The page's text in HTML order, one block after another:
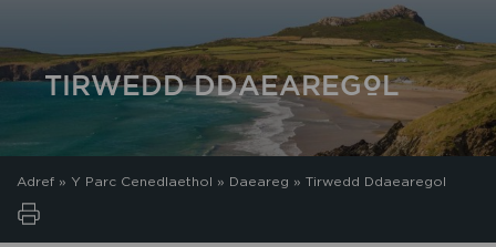
TIRWEDD DDAEAREGOL
Adref » Y Parc Cenedlaethol » Daeareg » Tirwedd Ddaearegol